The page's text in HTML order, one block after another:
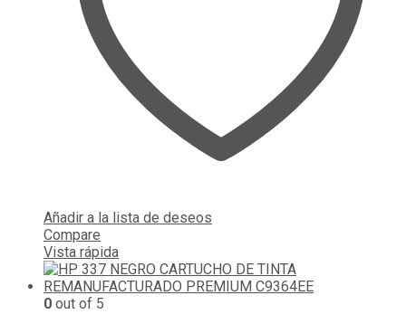
Añadir a la lista de deseos
Compare
Vista rápida
0 out of 5